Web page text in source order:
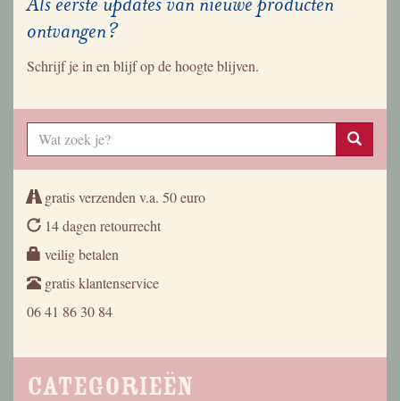
ontvangen?
Schrijf je in en blijf op de hoogte blijven.
gratis verzenden v.a. 50 euro
14 dagen retourrecht
veilig betalen
gratis klantenservice
06 41 86 30 84
Categorieën